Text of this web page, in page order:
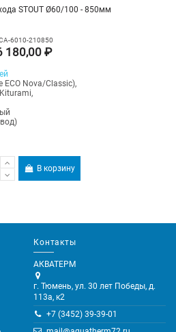
STOUT Ø60/100 - 850мм
6010-210850
180,00 ₽
Nova/Classic),
В корзину
Контакты
АКВАТЕРМ
г. Тюмень, ул. 30 лет Победы, д.
113а, к2
+7 (3452) 39-39-01